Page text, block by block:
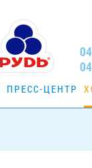
ПРЕСС-ЦЕНТР